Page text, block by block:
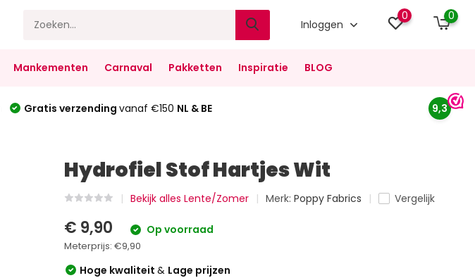
Inloggen
0 0
Mankementen Carnaval Pakketten Inspiratie BLOG
Gratis verzending vanaf €150 NL & BE 9,3
Hydrofiel Stof Hartjes Wit
Bekijk alles Lente/Zomer Merk:Poppy Fabrics Vergelijk
€ 9,90 Op voorraad
Meterprijs:€9,90
Hoge kwaliteit& Lage prijzen